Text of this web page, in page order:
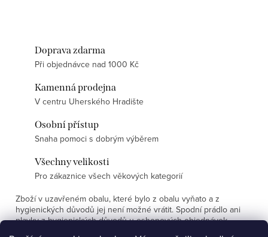
Doprava zdarma
Při objednávce nad 1000 Kč
Kamenná prodejna
V centru Uherského Hradište
Osobní přístup
Snaha pomoci s dobrým výběrem
Všechny velikosti
Pro zákaznice všech věkových kategorií
Zboží v uzavřeném obalu, které bylo z obalu vyňato a z
hygienických důvodů jej není možné vrátit. Spodní prádlo ani
plavky z hygienických důvodů u eshopových objednávek